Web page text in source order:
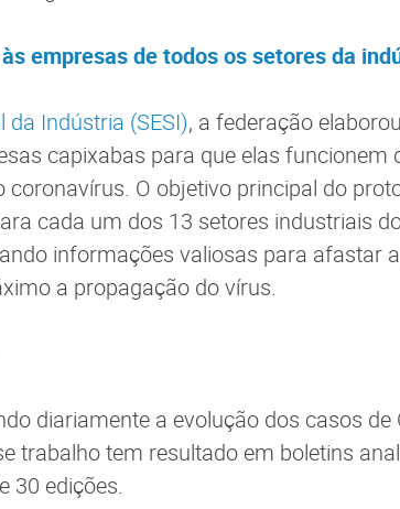
empresas de todos os setores da
da Indústria (SESI), a federação
capixabas para que elas funcionem
O objetivo principal do
cada um dos 13 setores industriais
informações valiosas para afastar
a propagação do vírus.
diariamente a evolução dos casos de
trabalho tem resultado em boletins
30 edições.